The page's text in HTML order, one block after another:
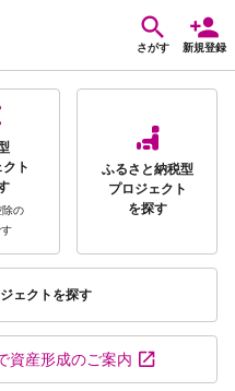
さがす 新規登録
ト
除の
ふるさと納税型
プロジェクト
を探す
ェクトを探す
資産形成のご案内